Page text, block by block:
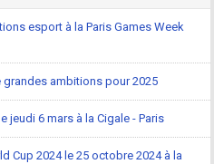
esport à la Paris Games Week
ambitions pour 2025
jeudi 6 mars à la Cigale - Paris
Cup 2024 le 25 octobre 2024 à la